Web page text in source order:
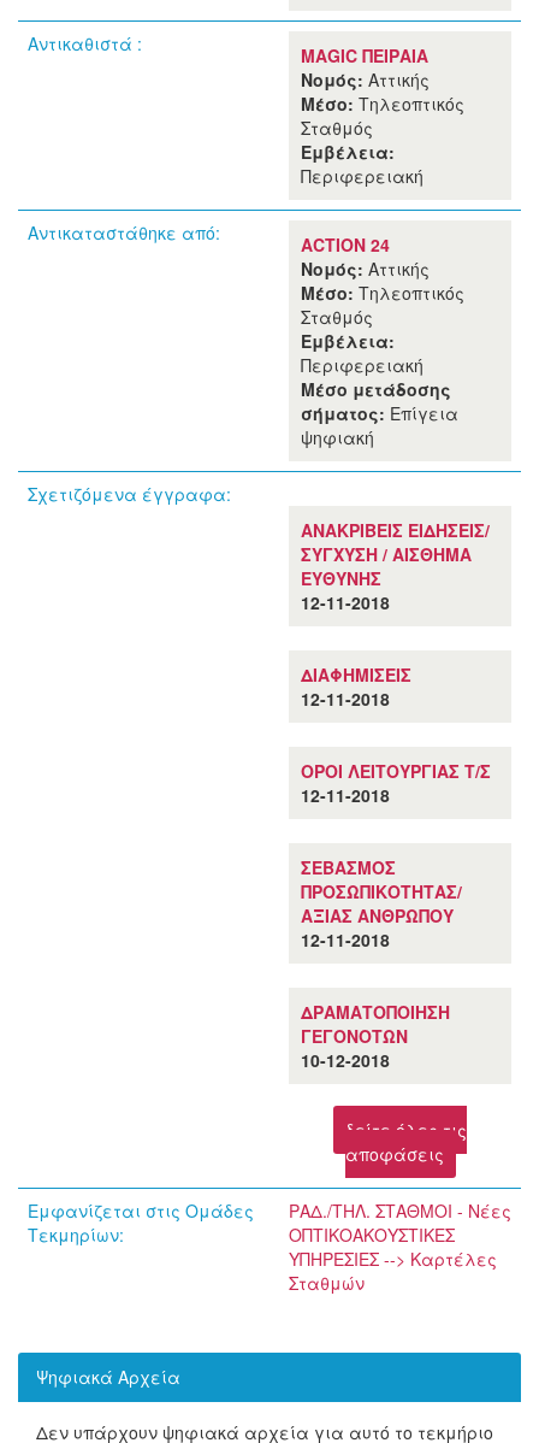
Αντικαθιστά :
MAGIC ΠΕΙΡΑΙΑ
Νομός: Αττικής
Μέσο: Τηλεοπτικός
Σταθμός
Εμβέλεια:
Περιφερειακή
Αντικαταστάθηκε από:
ACTION 24
Νομός: Αττικής
Μέσο: Τηλεοπτικός
Σταθμός
Εμβέλεια:
Περιφερειακή
Μέσο μετάδοσης
σήματος: Επίγεια
ψηφιακή
Σχετιζόμενα έγγραφα:
ΑΝΑΚΡΙΒΕΙΣ ΕΙΔΗΣΕΙΣ/
ΣΥΓΧΥΣΗ / ΑΙΣΘΗΜΑ
ΕΥΘΥΝΗΣ
12-11-2018
ΔΙΑΦΗΜΙΣΕΙΣ
12-11-2018
ΟΡΟΙ ΛΕΙΤΟΥΡΓΙΑΣ Τ/Σ
12-11-2018
ΣΕΒΑΣΜΟΣ
ΠΡΟΣΩΠΙΚΟΤΗΤΑΣ/
ΑΞΙΑΣ ΑΝΘΡΩΠΟΥ
12-11-2018
ΔΡΑΜΑΤΟΠΟΙΗΣΗ
ΓΕΓΟΝΟΤΩΝ
10-12-2018
δείτε όλες τις
αποφάσεις
Εμφανίζεται στις Ομάδες
Τεκμηρίων:
ΡΑΔ./ΤΗΛ. ΣΤΑΘΜΟΙ - Νέες
ΟΠΤΙΚΟΑΚΟΥΣΤΙΚΕΣ
ΥΠΗΡΕΣΙΕΣ --> Καρτέλες
Σταθμών
Ψηφιακά Αρχεία
Δεν υπάρχουν ψηφιακά αρχεία για αυτό το τεκμήριο